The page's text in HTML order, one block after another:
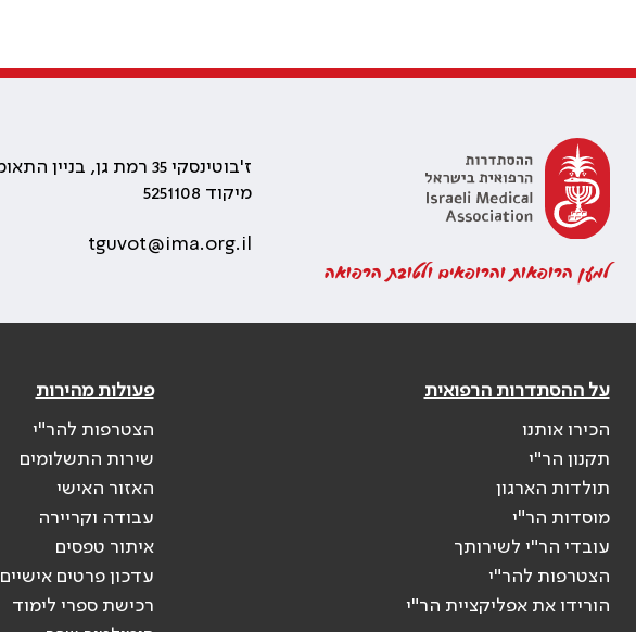
למען הרופאות והרופאים ולטובת הרפואה
ז'בוטינסקי 35 רמת גן, בניין התאומים 2
מיקוד 5251108
tguvot@ima.org.il
על ההסתדרות הרפואית
הכירו אותנו
תקנון הר"י
תולדות הארגון
מוסדות הר"י
עובדי הר"י לשירותך
הצטרפות להר"י
הורידו את אפליקציית הר"י
פעולות מהירות
הצטרפות להר"י
שירות התשלומים
האזור האישי
עבודה וקריירה
איתור טפסים
עדכון פרטים אישיים
רכישת ספרי לימוד